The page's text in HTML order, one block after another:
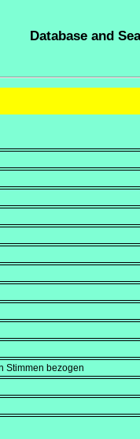
Database and
Stimmen bezogen